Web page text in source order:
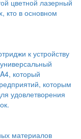
цветной лазерный
кто в основном
к устройству
который
которым
удовлетворения
материалов